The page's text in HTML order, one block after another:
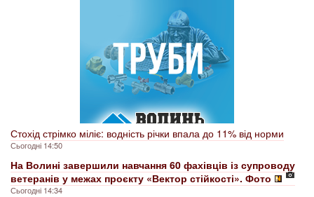
Стохід стрімко міліє: водність річки впала до 11% від норми
Сьогодні 14:50
На Волині завершили навчання 60 фахівців із супроводу
ветеранів у межах проєкту «Вектор стійкості». Фото
Сьогодні 14:34